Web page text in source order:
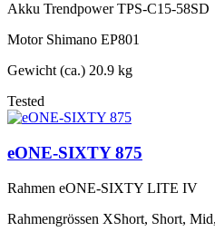
Akku Trendpower TPS-C15-58SD
Motor Shimano EP801
Gewicht (ca.) 20.9 kg
Tested
eONE-SIXTY 875
Rahmen eONE-SIXTY LITE IV
Rahmengrössen XShort, Short,